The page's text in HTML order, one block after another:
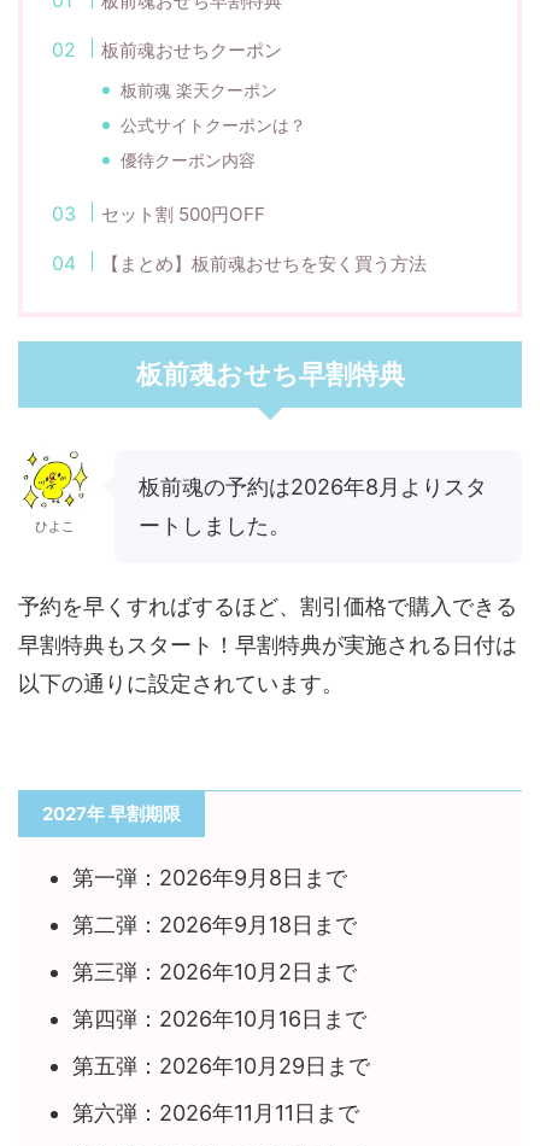
板前魂おせちクーポン
板前魂 楽天クーポン
公式サイトクーポンは？
優待クーポン内容
セット割 500円OFF
【まとめ】板前魂おせちを安く買う方法
板前魂おせち早割特典
ひよこ
板前魂の予約は2026年8月よりスタ
ートしました。
予約を早くすればするほど、割引価格で購入できる
早割特典もスタート！早割特典が実施される日付は
以下の通りに設定されています。
2027年 早割期限
第一弾：2026年9月8日まで
第二弾：2026年9月18日まで
第三弾：2026年10月2日まで
第四弾：2026年10月16日まで
第五弾：2026年10月29日まで
第六弾：2026年11月11日まで